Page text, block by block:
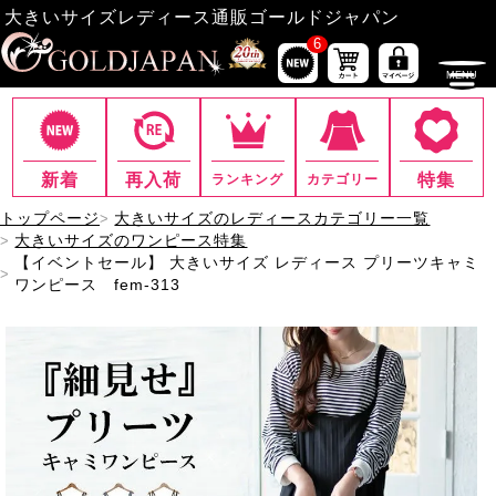
大きいサイズレディース通販ゴールドジャパン
6
新着 再入荷 ランキング カテゴリー 特集
トップページ
大きいサイズのレディースカテゴリー一覧
大きいサイズのワンピース特集
【イベントセール】 大きいサイズ レディース プリーツキャミ
ワンピース fem-313